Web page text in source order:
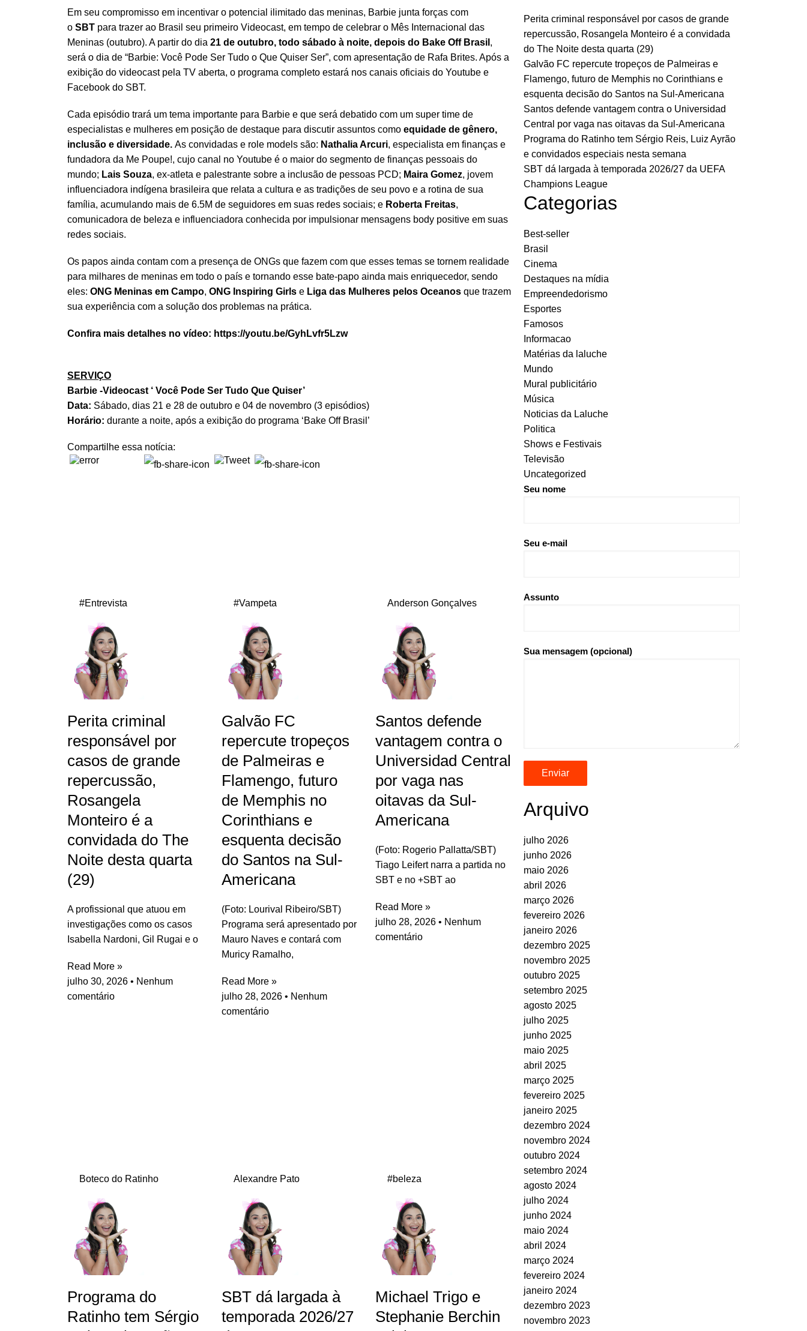
Em seu compromisso em incentivar o potencial ilimitado das meninas, Barbie junta forças com
o SBT para trazer ao Brasil seu primeiro Videocast, em tempo de celebrar o Mês Internacional das
Meninas (outubro). A partir do dia 21 de outubro, todo sábado à noite, depois do Bake Off Brasil ,
será o dia de “Barbie: Você Pode Ser Tudo o Que Quiser Ser”, com apresentação de Rafa Brites. Após a
exibição do videocast pela TV aberta, o programa completo estará nos canais oficiais do Youtube e
Facebook do SBT.
Cada episódio trará um tema importante para Barbie e que será debatido com um super time de
especialistas e mulheres em posição de destaque para discutir assuntos como equidade de gênero,
inclusão e diversidade. As convidadas e role models são: Nathalia Arcuri, especialista em finanças e
fundadora da Me Poupe!, cujo canal no Youtube é o maior do segmento de finanças pessoais do
mundo; Lais Souza, ex-atleta e palestrante sobre a inclusão de pessoas PCD; Maira Gomez, jovem
influenciadora indígena brasileira que relata a cultura e as tradições de seu povo e a rotina de sua
família, acumulando mais de 6.5M de seguidores em suas redes sociais; e Roberta Freitas,
comunicadora de beleza e influenciadora conhecida por impulsionar mensagens body positive em suas
redes sociais.
Os papos ainda contam com a presença de ONGs que fazem com que esses temas se tornem realidade
para milhares de meninas em todo o país e tornando esse bate-papo ainda mais enriquecedor, sendo
eles: ONG Meninas em Campo, ONG Inspiring Girls e Liga das Mulheres pelos Oceanos que trazem
sua experiência com a solução dos problemas na prática.
Confira mais detalhes no vídeo: https://youtu.be/GyhLvfr5Lzw
SERVIÇO
Barbie -Videocast ‘ Você Pode Ser Tudo Que Quiser’
Data: Sábado, dias 21 e 28 de outubro e 04 de novembro (3 episódios)
Horário: durante a noite, após a exibição do programa ‘Bake Off Brasil’
Compartilhe essa notícia:
#Entrevista
Perita criminal
responsável por
casos de grande
repercussão,
Rosangela
Monteiro é a
convidada do The
Noite desta quarta
(29)
A profissional que atuou em
investigações como os casos
Isabella Nardoni, Gil Rugai e o
Read More »
julho 30, 2026
Nenhum
comentário
#Vampeta
Galvão FC
repercute tropeços
de Palmeiras e
Flamengo, futuro
de Memphis no
Corinthians e
esquenta decisão
do Santos na Sul-
Americana
(Foto: Lourival Ribeiro/SBT)
Programa será apresentado por
Mauro Naves e contará com
Muricy Ramalho,
Read More »
julho 28, 2026
Nenhum
comentário
Anderson Gonçalves
Santos defende
vantagem contra o
Universidad Central
por vaga nas
oitavas da Sul-
Americana
(Foto: Rogerio Pallatta/SBT)
Tiago Leifert narra a partida no
SBT e no +SBT ao
Read More »
julho 28, 2026
Nenhum
comentário
Boteco do Ratinho
Programa do
Ratinho tem Sérgio
Alexandre Pato
SBT dá largada à
temporada 2026/27
#beleza
Michael Trigo e
Stephanie Berchin
Perita criminal responsável por casos de grande
repercussão, Rosangela Monteiro é a convidada
do The Noite desta quarta (29)
Galvão FC repercute tropeços de Palmeiras e
Flamengo, futuro de Memphis no Corinthians e
esquenta decisão do Santos na Sul-Americana
Santos defende vantagem contra o Universidad
Central por vaga nas oitavas da Sul-Americana
Programa do Ratinho tem Sérgio Reis, Luiz Ayrão
e convidados especiais nesta semana
SBT dá largada à temporada 2026/27 da UEFA
Champions League
Categorias
Best-seller
Brasil
Cinema
Destaques na mídia
Empreendedorismo
Esportes
Famosos
Informacao
Matérias da laluche
Mundo
Mural publicitário
Música
Noticias da Laluche
Politica
Shows e Festivais
Televisão
Uncategorized
Seu nome
Seu e-mail
Assunto
Sua mensagem (opcional)
Arquivo
julho 2026
junho 2026
maio 2026
abril 2026
março 2026
fevereiro 2026
janeiro 2026
dezembro 2025
novembro 2025
outubro 2025
setembro 2025
agosto 2025
julho 2025
junho 2025
maio 2025
abril 2025
março 2025
fevereiro 2025
janeiro 2025
dezembro 2024
novembro 2024
outubro 2024
setembro 2024
agosto 2024
julho 2024
junho 2024
maio 2024
abril 2024
março 2024
fevereiro 2024
janeiro 2024
dezembro 2023
novembro 2023